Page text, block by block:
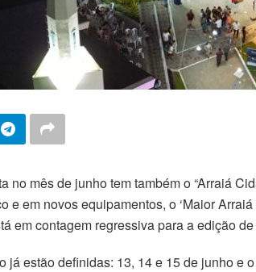
no mês de junho tem também o “Arraiá
e em novos equipamentos, o ‘Maior
em contagem regressiva para a edição
já estão definidas: 13, 14 e 15 de junho e